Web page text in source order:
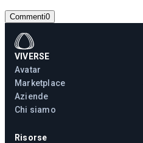
Commenti0
VIVERSE
Avatar
Marketplace
Aziende
Chi siamo
Risorse